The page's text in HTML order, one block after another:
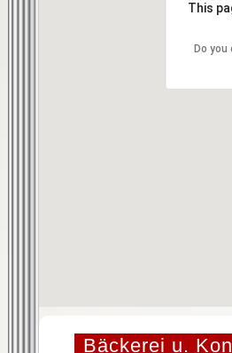
This
Do
Bäckerei u.